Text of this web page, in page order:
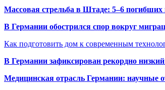
Массовая стрельба в Штаде: 5–6
В Германии обострился спор вокруг
Как подготовить дом к современным
В Германии зафиксирован рекордно
Медицинская отрасль Германии: научные